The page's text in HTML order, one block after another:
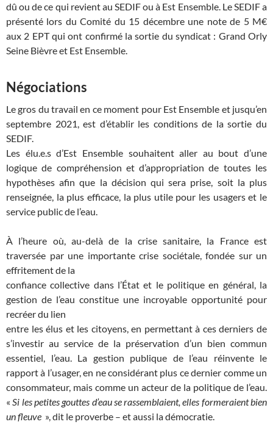
dû ou de ce qui revient au SEDIF ou à Est Ensemble. Le SEDIF a
présenté lors du Comité du 15 décembre une note de 5 M€
aux 2 EPT qui ont confirmé la sortie du syndicat : Grand Orly
Seine Bièvre et Est Ensemble.
Négociations
Le gros du travail en ce moment pour Est Ensemble et jusqu’en
septembre 2021, est d’établir les conditions de la sortie du
SEDIF.
Les élu.e.s d’Est Ensemble souhaitent aller au bout d’une
logique de compréhension et d’appropriation de toutes les
hypothèses afin que la décision qui sera prise, soit la plus
renseignée, la plus efficace, la plus utile pour les usagers et le
service public de l’eau.
À l’heure où, au-delà de la crise sanitaire, la France est
traversée par une importante crise sociétale, fondée sur un
effritement de la
confiance collective dans l’État et le politique en général, la
gestion de l’eau constitue une incroyable opportunité pour
recréer du lien
entre les élus et les citoyens, en permettant à ces derniers de
s’investir au service de la préservation d’un bien commun
essentiel, l’eau. La gestion publique de l’eau réinvente le
rapport à l’usager, en ne considérant plus ce dernier comme un
consommateur, mais comme un acteur de la politique de l’eau.
«Si les petites gouttes d’eau se rassemblaient, elles formeraient bien
un fleuve », dit le proverbe – et aussi la démocratie.